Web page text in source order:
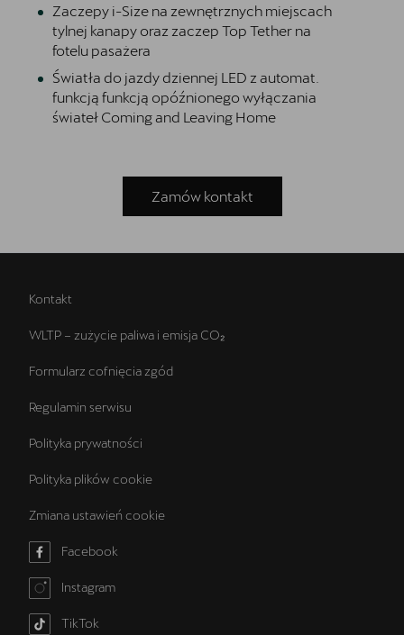
Zaczepy i-Size na zewnętrznych miejscach
tylnej kanapy oraz zaczep Top Tether na
fotelu pasażera
Światła do jazdy dziennej LED z automat.
funkcją funkcją opóźnionego wyłączania
świateł Coming and Leaving Home
Zamów kontakt
Kontakt
WLTP – zużycie paliwa i emisja CO₂
Formularz cofnięcia zgód
Regulamin serwisu
Polityka prywatności
Polityka plików cookie
Zmiana ustawień cookie
Facebook
Instagram
TikTok